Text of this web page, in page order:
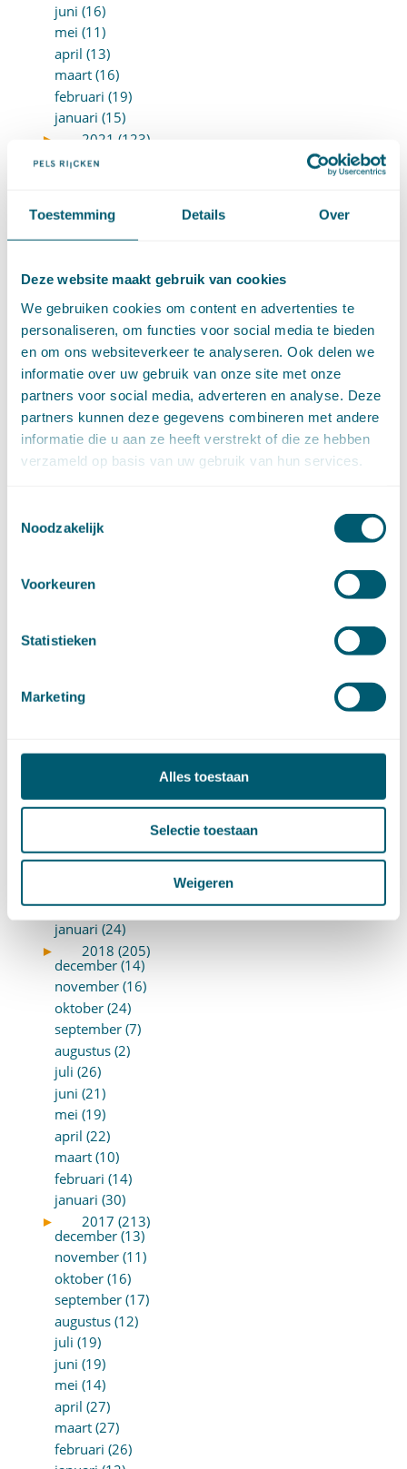
Toestemming Details Over
Deze website maakt gebruik van cookies
We gebruiken cookies om content en advertenties te
personaliseren, om functies voor social media te bieden
en om ons websiteverkeer te analyseren. Ook delen we
informatie over uw gebruik van onze site met onze
partners voor social media, adverteren en analyse. Deze
partners kunnen deze gegevens combineren met andere
informatie die u aan ze heeft verstrekt of die ze hebben
verzameld op basis van uw gebruik van hun services.
Noodzakelijk
Voorkeuren
Statistieken
Marketing
Alles toestaan
Selectie toestaan
Weigeren
juni (16)
mei (11)
april (13)
maart (16)
februari (19)
januari (15)
►
2021 (123)
november (9)
september (4)
augustus (7)
juni (14)
mei (6)
april (11)
maart (14)
februari (11)
►
2020 (154)
december (6)
november (14)
oktober (14)
juli (20)
april (20)
februari (12)
december (8)
september (8)
juli (10)
april (18)
februari (14)
januari (24)
►
2018 (205)
december (14)
november (16)
oktober (24)
september (7)
augustus (2)
juli (26)
juni (21)
mei (19)
april (22)
maart (10)
februari (14)
januari (30)
►
2017 (213)
december (13)
november (11)
oktober (16)
september (17)
augustus (12)
juli (19)
juni (19)
mei (14)
april (27)
maart (27)
februari (26)